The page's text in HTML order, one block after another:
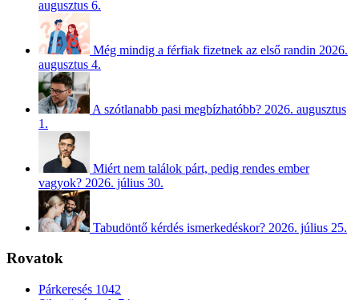
augusztus 6.
Még mindig a férfiak fizetnek az első randin 2026.
augusztus 4.
A szótlanabb pasi megbízhatóbb? 2026. augusztus
1.
Miért nem találok párt, pedig rendes ember
vagyok? 2026. július 30.
Tabudöntő kérdés ismerkedéskor? 2026. július 25.
Rovatok
Párkeresés 1042